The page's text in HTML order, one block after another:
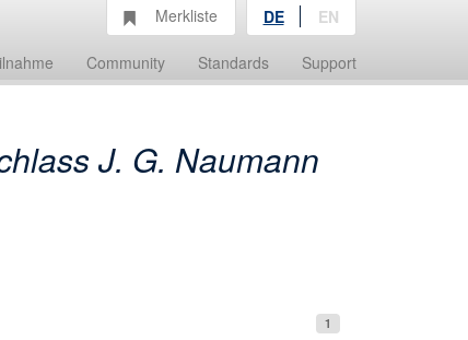
Community Standards Support
Merkliste DE EN
J. G. Naumann
1